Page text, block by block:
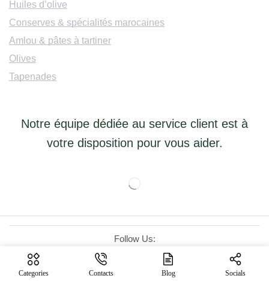
Categories Contacts Blog Socials
Huiles d’olive
Conserves & spécialités marocaines
Amlou & pâtes à tartiner
Olives
Tapenades
Notre équipe dédiée au service client est à
votre disposition pour vous aider.
Follow Us: